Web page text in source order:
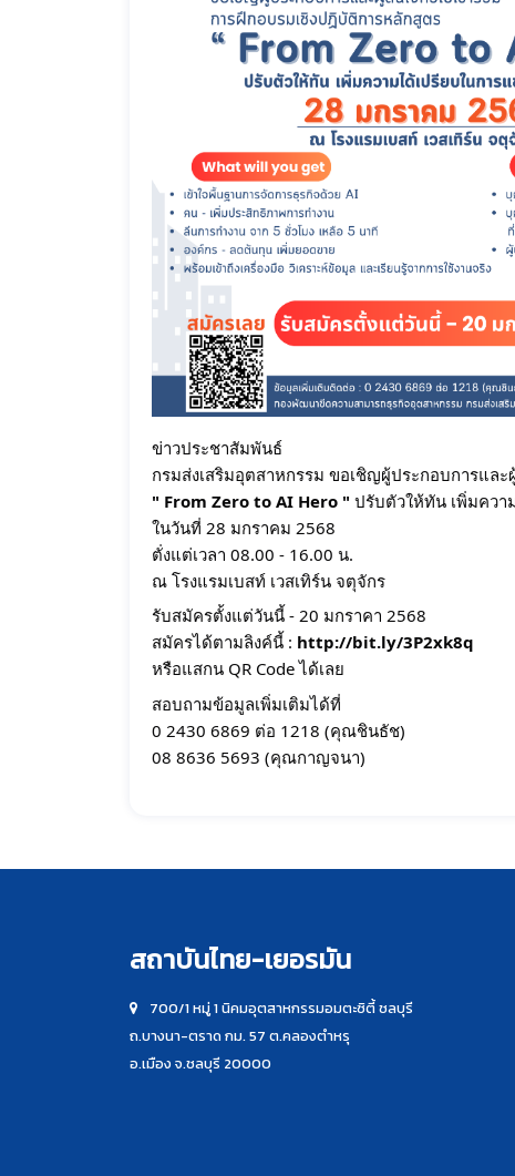
ข่าวประชาสัมพันธ์
กรมส่งเสริมอุตสาหกรรม ขอเชิญผู้ประกอบการแล
" From Zero to AI Hero " ปรับตัวให้ทัน เพิ่มควา
ในวันที่ 28 มกราคม 2568
ตั่งแต่เวลา 08.00 - 16.00 น.
ณ โรงแรมเบสท์ เวสเทิร์น จตุจักร
รับสมัครตั้งแต่วันนี้ - 20 มกราคา 2568
สมัครได้ตามลิงค์นี้ : http://bit.ly/3P2xk8q
หรือแสกน QR Code ได้เลย
สอบถามข้อมูลเพิ่มเติมได้ที่
0 2430 6869 ต่อ 1218 (คุณชินธัช)
08 8636 5693 (คุณกาญจนา)
สถาบันไทย-เยอรมัน
700/1 หมู่ 1 นิคมอุตสาหกรรมอมตะซิตี้ ชลบุรี
ถ.บางนา-ตราด กม. 57 ต.คลองตำหรุ
อ.เมือง จ.ชลบุรี 20000